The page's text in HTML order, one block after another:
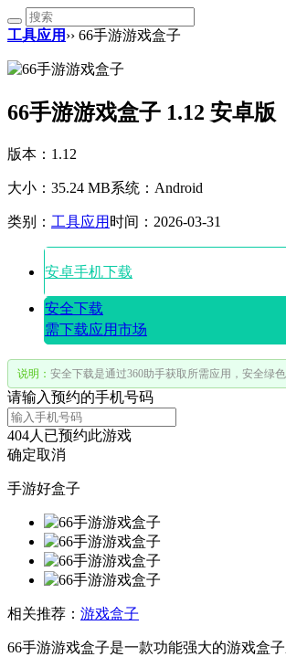
工具应用 ›› 66手游游戏盒子
66手游游戏盒子 1.12 安卓版
版本：1.12
大小：35.24 MB系统：Android
类别： 工具应用 时间：2026-03-31
安卓手机下载
安全下载
需下载应用市场
说明： 安全下载是通过360助手获取所需应用，安全绿色
请输入预约的手机号码
404人已预约此游戏
确定取消
手游好盒子
相关推荐： 游戏盒子
66手游游戏盒子是一款功能强大的游戏盒